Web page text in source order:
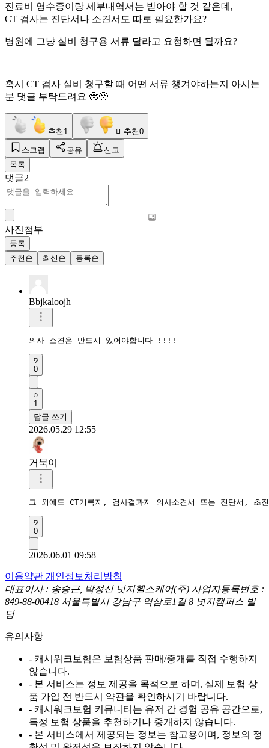
진료비 영수증이랑 세부내역서는 받아야 할 것 같은데,
CT 검사는 진단서나 소견서도 따로 필요한가요?
병원에 그냥 실비 청구용 서류 달라고 요청하면 될까요?
혹시 CT 검사 실비 청구할 때 어떤 서류 챙겨야하는지 아시는
분 댓글 부탁드려요 🥹🥹
추천 1 비추천0
스크랩 공유
신고
목록
댓글2
사진첨부
등록
추천순
최신순 등록순
Bbjkaloojh
의사 소견은 반드시 있어야합니다 !!!!
0
1
답글 쓰기
2026.05.29 12:55
거북이
그 외에도 CT기록지, 검사결과지 의사소견서 또는 진단서, 초
0
2026.06.01 09:58
이용약관 개인정보처리방침
대표이사 : 송승근, 박정신 넛지헬스케어(주) 사업자등록번호 :
849-88-00418 서울특별시 강남구 역삼로1길 8 넛지캠퍼스 빌
딩
유의사항
- 캐시워크보험은 보험상품 판매/중개를 직접 수행하지
않습니다.
- 본 서비스는 정보 제공을 목적으로 하며, 실제 보험 상
품 가입 전 반드시 약관을 확인하시기 바랍니다.
- 캐시워크보험 커뮤니티는 유저 간 경험 공유 공간으로,
특정 보험 상품을 추천하거나 중개하지 않습니다.
- 본 서비스에서 제공되는 정보는 참고용이며, 정보의 정